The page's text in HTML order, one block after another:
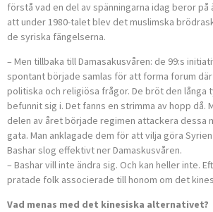
förstå vad en del av spänningarna idag beror
att under 1980-talet blev det muslimska
de syriska fängelserna.
– Men tillbaka till Damasakusvåren: de 99:s
spontant började samlas för att forma forum
politiska och religiösa frågor. De bröt den långa
befunnit sig i. Det fanns en strimma av hopp då.
delen av året började regimen attackera dessa
gata. Man anklagade dem för att vilja göra
Bashar slog effektivt ner Damaskusvåren.
– Bashar vill inte ändra sig. Och kan heller inte.
pratade folk associerade till honom om det
Vad menas med det kinesiska alternativet?